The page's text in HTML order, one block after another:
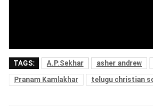
TAGS: A.P.Sekhar asher andrew
Pranam Kamlakhar
telugu christian